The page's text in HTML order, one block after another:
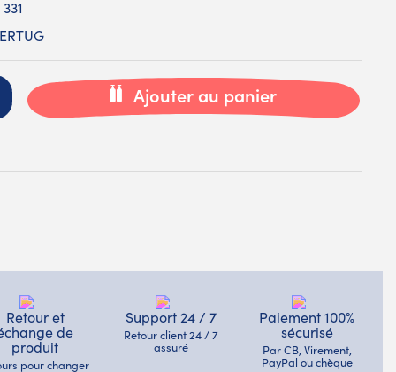
Ajouter au panier
Retour et
de
produit
pour changer
Support 24 / 7
Retour client 24 / 7
assuré
Paiement 100%
sécurisé
Par CB, Virement,
PayPal ou chèque